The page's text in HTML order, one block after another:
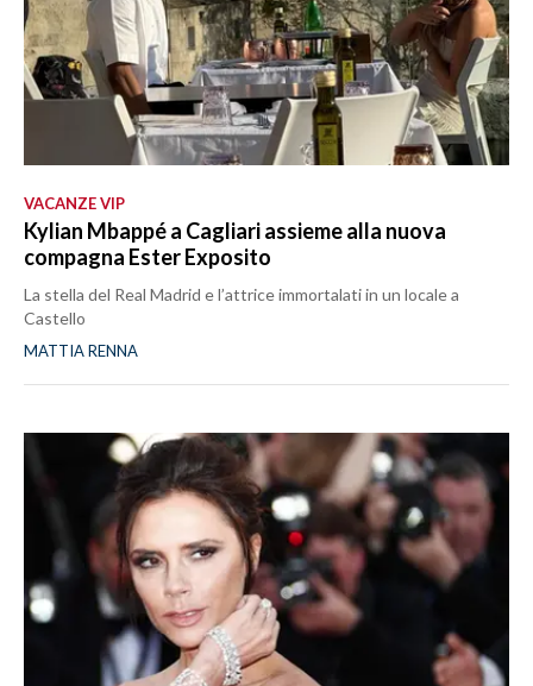
VACANZE VIP
Kylian Mbappé a Cagliari assieme alla nuova
compagna Ester Exposito
La stella del Real Madrid e l’attrice immortalati in un locale a
Castello
MATTIA RENNA